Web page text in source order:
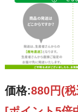
価格:880円(